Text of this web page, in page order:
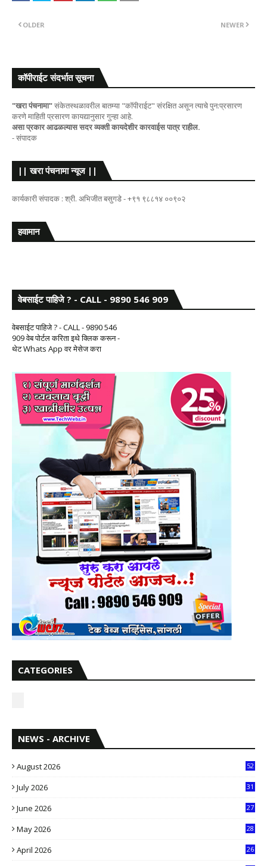
NEWER
OLDER
कॉपीराईट संदर्भात सूचना
"खरा पंचनामा"संकेतस्थळावरील बातम्या "कॉपीराईट" संरक्षित असून त्याचे पुन:प्रसारण
करणे माहिती प्रसारण कायद्यानुसार गुन्हा आहे.
असा प्रकार आढळल्यास सदर व्यक्ती कायदेशीर कारवाईस पात्र राहील.
- संपादक
|| खरा पंचनामा न्यूज ||
कार्यकारी संपादक : श्री. अभिजीत बसुगडे - +९१ ९८८१४ ००९०२
हवामान
वेबसाईट पाहिजे ? - CALL - 9890 546 909
वेबसाईट पाहिजे ? - CALL - 9890 546
909 वेब पोर्टल करिता इथे क्लिक करून -
थेट Whats App वर मेसेज करा
CATEGORIES
NEWS - ARCHIVE
August 2026 52
July 2026
31
June 2026
27
May 2026
28
April 2026
26